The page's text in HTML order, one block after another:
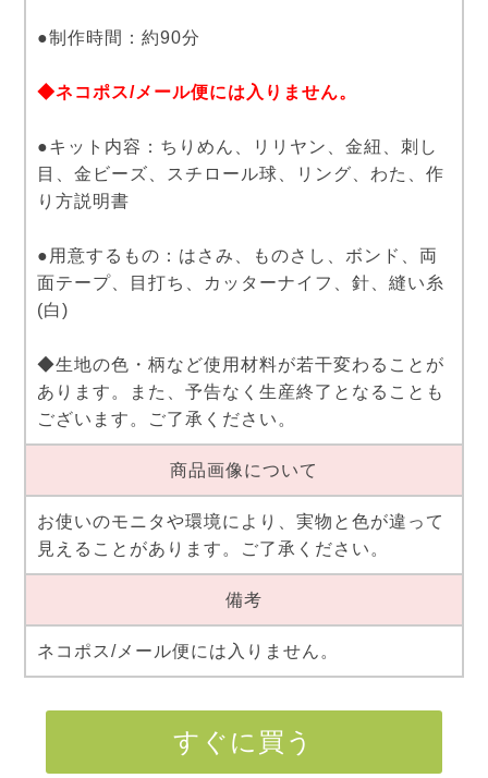
●制作時間：約90分
◆ネコポス/メール便には入りません。
●キット内容：ちりめん、リリヤン、金紐、刺し
目、金ビーズ、スチロール球、リング、わた、作
り方説明書
●用意するもの：はさみ、ものさし、ボンド、両
面テープ、目打ち、カッターナイフ、針、縫い糸
(白)
◆生地の色・柄など使用材料が若干変わることが
あります。また、予告なく生産終了となることも
ございます。ご了承ください。
商品画像について
お使いのモニタや環境により、実物と色が違って
見えることがあります。ご了承ください。
備考
ネコポス/メール便には入りません。
すぐに買う